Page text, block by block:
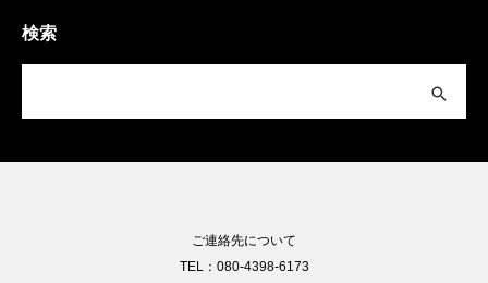
検索
ご連絡先について
TEL：080-4398-6173